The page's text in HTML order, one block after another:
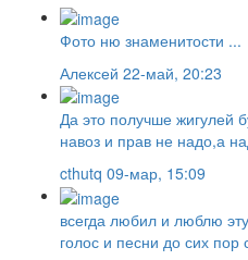
Фото ню знаменитости ...
Алексей 22-май, 20:23
Да это получше жигулей
навоз и прав не надо,а
cthutq 09-мар, 15:09
всегда любил и люблю
голос и песни до сих